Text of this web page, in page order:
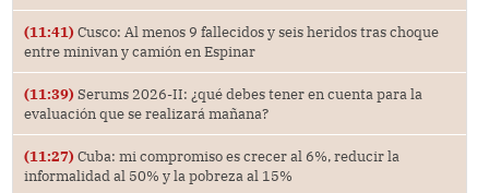
(11:41) Cusco: Al menos 9 fallecidos y seis heridos tras choque
entre minivan y camión en Espinar
(11:39) Serums 2026-II: ¿qué debes tener en cuenta para la
evaluación que se realizará mañana?
(11:27) Cuba: mi compromiso es crecer al 6%, reducir la
informalidad al 50% y la pobreza al 15%